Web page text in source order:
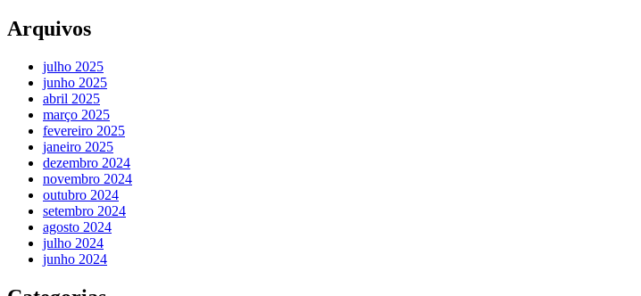
Arquivos
julho 2025
junho 2025
abril 2025
março 2025
fevereiro 2025
janeiro 2025
dezembro 2024
novembro 2024
outubro 2024
setembro 2024
agosto 2024
julho 2024
junho 2024